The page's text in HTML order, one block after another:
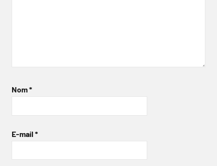
Nom*
E-mail *